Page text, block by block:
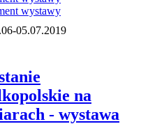
05.07.2019
na
- wystawa